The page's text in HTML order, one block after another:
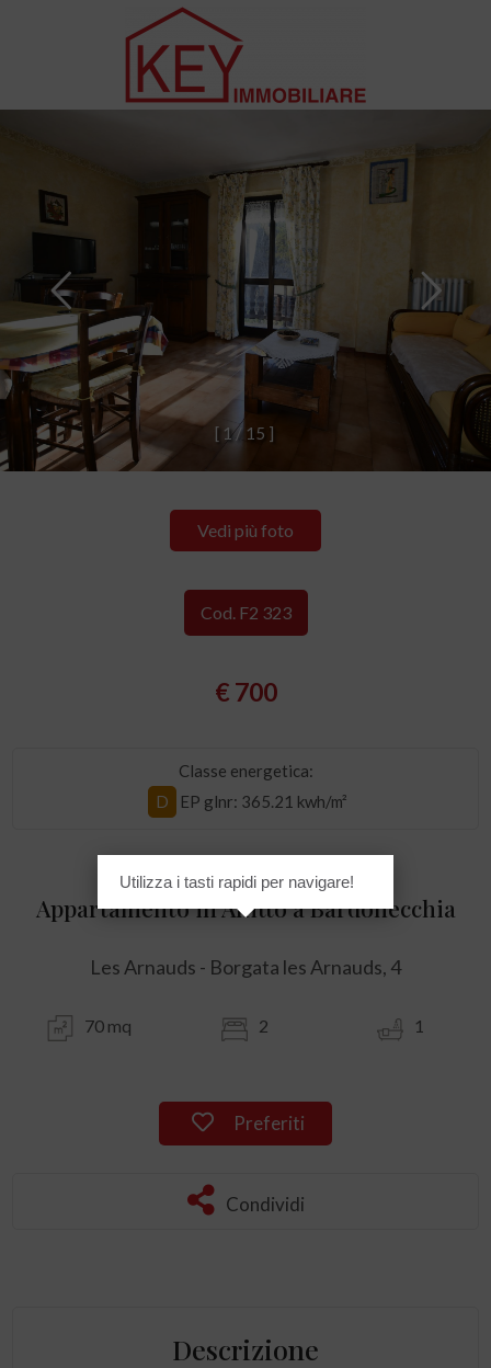
[ 1/ 1 5 ]
Vedi più foto
Cod. F2 323
€ 700
Classe energetica:
D
EP glnr: 365.21 kwh/m²
Appartamento in Affitto a Bardonecchia
Les Arnauds - Borgata les Arnauds, 4
70 mq 2 1
Preferiti
Condividi
Descrizione
Utilizza i tasti rapidi per navigare!